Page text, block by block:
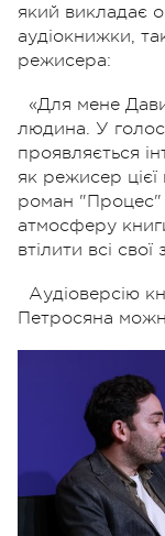
який викладає
аудіокнижки,
режисера:
«Для мене
людина. У
проявляється
як режисер
роман "Процес"
атмосферу
втілити всі свої
Аудіоверсію
Петросяна